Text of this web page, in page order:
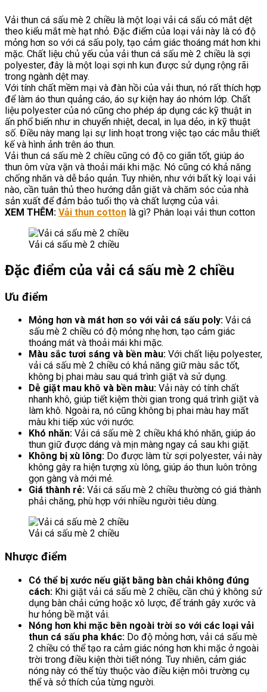
Vải thun cá sấu mè 2 chiều là một loại vải cá sấu có mắt dệt
theo kiểu mắt mè hạt nhỏ. Đặc điểm của loại vải này là có độ
mỏng hơn so với cá sấu poly, tạo cảm giác thoáng mát hơn khi
mặc. Chất liệu chủ yếu của vải thun cá sấu mè 2 chiều là sợi
polyester, đây là một loại sợi nh kun được sử dụng rộng rãi
trong ngành dệt may.
Với tính chất mềm mại và đàn hồi của vải thun, nó rất thích hợp
để làm áo thun quảng cáo, áo sự kiện hay áo nhóm lớp. Chất
liệu polyester của nó cũng cho phép áp dụng các kỹ thuật in
ấn phổ biến như in chuyển nhiệt, decal, in lụa dẻo, in kỹ thuật
số. Điều này mang lại sự linh hoạt trong việc tạo các mẫu thiết
kế và hình ảnh trên áo thun.
Vải thun cá sấu mè 2 chiều cũng có độ co giãn tốt, giúp áo
thun ôm vừa vặn và thoải mái khi mặc. Nó cũng có khả năng
chống nhăn và dễ bảo quản. Tuy nhiên, như với bất kỳ loại vải
nào, cần tuân thủ theo hướng dẫn giặt và chăm sóc của nhà
sản xuất để đảm bảo tuổi thọ và chất lượng của vải.
XEM THÊM: Vải thun cotton là gì? Phân loại vải thun cotton
Vải cá sấu mè 2 chiều
Đặc điểm của vải cá sấu mè 2 chiều
Ưu điểm
Mỏng hơn và mát hơn so với vải cá sấu poly: Vải cá
sấu mè 2 chiều có độ mỏng nhẹ hơn, tạo cảm giác
thoáng mát và thoải mái khi mặc.
Màu sắc tươi sáng và bền màu: Với chất liệu polyester,
vải cá sấu mè 2 chiều có khả năng giữ màu sắc tốt,
không bị phai màu sau quá trình giặt và sử dụng.
Dễ giặt mau khô và bền màu: Vải này có tính chất
nhanh khô, giúp tiết kiệm thời gian trong quá trình giặt và
làm khô. Ngoài ra, nó cũng không bị phai màu hay mất
màu khi tiếp xúc với nước.
Khó nhăn: Vải cá sấu mè 2 chiều khá khó nhăn, giúp áo
thun giữ được dáng và mịn màng ngay cả sau khi giặt.
Không bị xù lông: Do được làm từ sợi polyester, vải này
không gây ra hiện tượng xù lông, giúp áo thun luôn trông
gọn gàng và mới mẻ.
Giá thành rẻ: Vải cá sấu mè 2 chiều thường có giá thành
phải chăng, phù hợp với nhiều người tiêu dùng.
Vải cá sấu mè 2 chiều
Nhược điểm
Có thể bị xước nếu giặt bằng bàn chải không đúng
cách: Khi giặt vải cá sấu mè 2 chiều, cần chú ý không sử
dụng bàn chải cứng hoặc xô lược, để tránh gây xước và
hư hỏng bề mặt vải.
Nóng hơn khi mặc bên ngoài trời so với các loại vải
thun cá sấu pha khác: Do độ mỏng hơn, vải cá sấu mè
2 chiều có thể tạo ra cảm giác nóng hơn khi mặc ở ngoài
trời trong điều kiện thời tiết nóng. Tuy nhiên, cảm giác
nóng này có thể tùy thuộc vào điều kiện môi trường cụ
thể và sở thích của từng người.